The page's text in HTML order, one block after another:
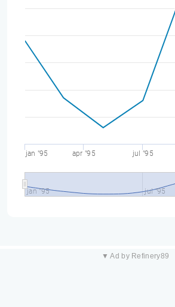
jan "95 apr "95 jul "95
jan "95 jul "95
▼ Ad by Refinery89